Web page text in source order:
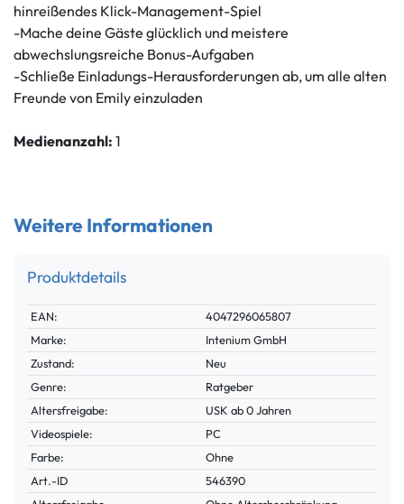
hinreißendes Klick-Management-Spiel
-Mache deine Gäste glücklich und meistere
abwechslungsreiche Bonus-Aufgaben
-Schließe Einladungs-Herausforderungen ab, um alle alten
Freunde von Emily einzuladen
Medienanzahl: 1
Weitere Informationen
Produktdetails
Technisches
Merkmal
Wert
EAN:
4047296065807
Marke:
Intenium GmbH
Zustand:
Neu
Genre:
Ratgeber
Altersfreigabe:
USK ab 0 Jahren
Videospiele:
PC
Farbe:
Ohne
Technisches
Merkmal
Wert
Art.-ID
546390